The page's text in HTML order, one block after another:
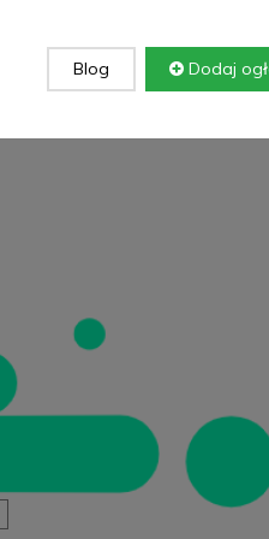
Blog Dodaj